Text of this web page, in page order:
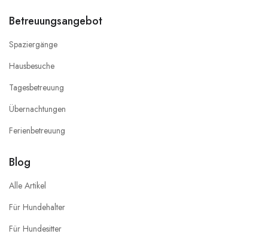
Betreuungsangebot
Spaziergänge
Hausbesuche
Tagesbetreuung
Übernachtungen
Ferienbetreuung
Blog
Alle Artikel
Für Hundehalter
Für Hundesitter